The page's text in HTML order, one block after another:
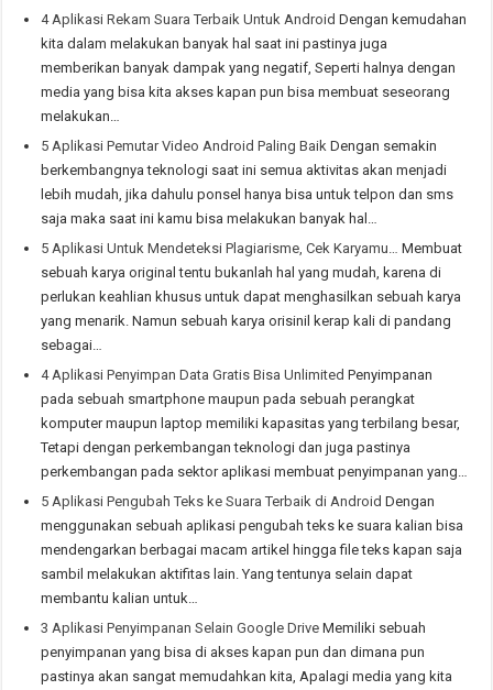
4 Aplikasi Rekam Suara Terbaik Untuk Android Dengan kemudahan
kita dalam melakukan banyak hal saat ini pastinya juga
memberikan banyak dampak yang negatif, Seperti halnya dengan
media yang bisa kita akses kapan pun bisa membuat seseorang
melakukan…
5 Aplikasi Pemutar Video Android Paling Baik Dengan semakin
berkembangnya teknologi saat ini semua aktivitas akan menjadi
lebih mudah, jika dahulu ponsel hanya bisa untuk telpon dan sms
saja maka saat ini kamu bisa melakukan banyak hal…
5 Aplikasi Untuk Mendeteksi Plagiarisme, Cek Karyamu…
Membuat
sebuah karya original tentu bukanlah hal yang mudah, karena di
perlukan keahlian khusus untuk dapat menghasilkan sebuah karya
yang menarik. Namun sebuah karya orisinil kerap kali di pandang
sebagai…
4 Aplikasi Penyimpan Data Gratis Bisa Unlimited Penyimpanan
pada sebuah smartphone maupun pada sebuah perangkat
komputer maupun laptop memiliki kapasitas yang terbilang besar,
Tetapi dengan perkembangan teknologi dan juga pastinya
perkembangan pada sektor aplikasi membuat penyimpanan yang…
5 Aplikasi Pengubah Teks ke Suara Terbaik di Android Dengan
menggunakan sebuah aplikasi pengubah teks ke suara kalian bisa
mendengarkan berbagai macam artikel hingga file teks kapan saja
sambil melakukan aktifitas lain. Yang tentunya selain dapat
membantu kalian untuk…
3 Aplikasi Penyimpanan Selain Google Drive Memiliki sebuah
penyimpanan yang bisa di akses kapan pun dan dimana pun
pastinya akan sangat memudahkan kita, Apalagi media yang kita